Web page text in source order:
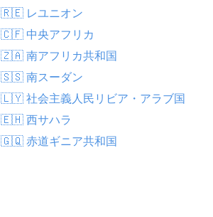
🇷🇪 レユニオン
🇨🇫 中央アフリカ
🇿🇦 南アフリカ共和国
🇸🇸 南スーダン
🇱🇾 社会主義人民リビア・アラブ国
🇪🇭 西サハラ
🇬🇶 赤道ギニア共和国